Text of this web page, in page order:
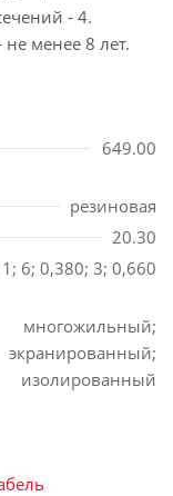
- 4.
менее 8 лет.
649.00
резиновая
20.30
6; 0,380; 3; 0,660
многожильный;
экранированный;
изолированный